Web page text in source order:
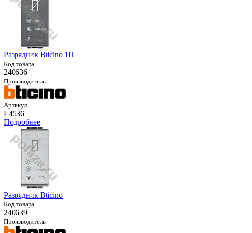
Разрядник Bticino 1П
Код товара
240636
Производитель
Артикул
L4536
Подробнее
Разрядник Bticino
Код товара
240639
Производитель